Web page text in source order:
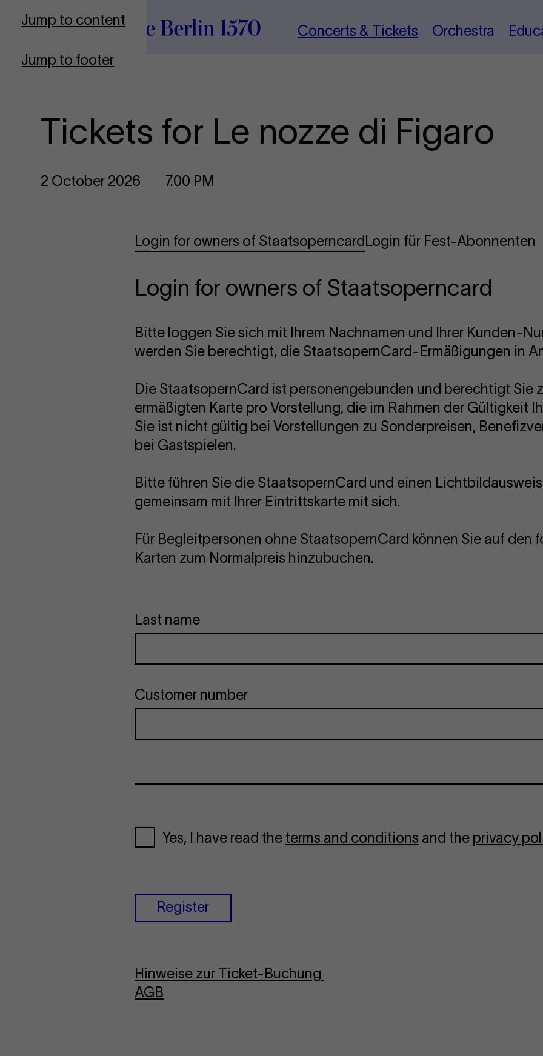
Jump to content
Jump to footer
To Frontpage
Concerts & Tickets Orchestra
Tickets for Le nozze di Figaro
2 October 2026 7.00 PM
Login for owners of Staatsoperncard Login für Fest-Abonnenten
Login for owners of Staatsoperncard
Bitte loggen Sie sich mit Ihrem Nachnamen und Ihrer Kunden-
werden Sie berechtigt, die StaatsopernCard-Ermäßigungen in
Die StaatsopernCard ist personengebunden und berechtigt Sie
ermäßigten Karte pro Vorstellung, die im Rahmen der Gültigkeit
Sie ist nicht gültig bei Vorstellungen zu Sonderpreisen,
bei Gastspielen.
Bitte führen Sie die StaatsopernCard und einen
gemeinsam mit Ihrer Eintrittskarte mit sich.
Für Begleitpersonen ohne StaatsopernCard können Sie auf den
Karten zum Normalpreis hinzubuchen.
Last name
Customer number
Yes, I have read the terms and conditions and the privacy
Register
Hinweise zur Ticket-Buchung
AGB